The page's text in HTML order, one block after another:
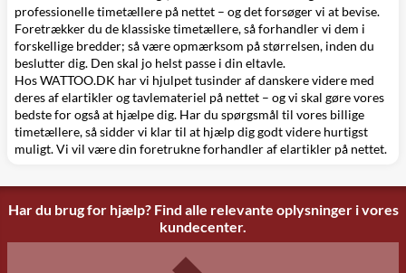
professionelle timetællere på nettet – og det forsøger vi at bevise.
Foretrækker du de klassiske timetællere, så forhandler vi dem i
forskellige bredder; så være opmærksom på størrelsen, inden du
beslutter dig. Den skal jo helst passe i din eltavle.
Hos WATTOO.DK har vi hjulpet tusinder af danskere videre med
deres afelartiklerogtavlemateriel på nettet – og vi skal gøre vores
bedste for også at hjælpe dig. Har du spørgsmål til vores billige
timetællere, så sidder vi klar til at hjælp dig godt videre hurtigst
muligt. Vi vil være din foretrukne forhandler af elartikler på nettet.
Har du brug for hjælp? Find alle relevante oplysninger i vores
kundecenter.